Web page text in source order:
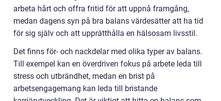
arbeta hårt och offra fritid för att uppnå framgång,
medan dagens syn på bra balans värdesätter att ha tid
för sig själv och att upprätthålla en hälsosam livsstil.
Det finns för- och nackdelar med olika typer av balans.
Till exempel kan en överdriven fokus på arbete leda till
stress och utbrändhet, medan en brist på
arbetsengagemang kan leda till bristande